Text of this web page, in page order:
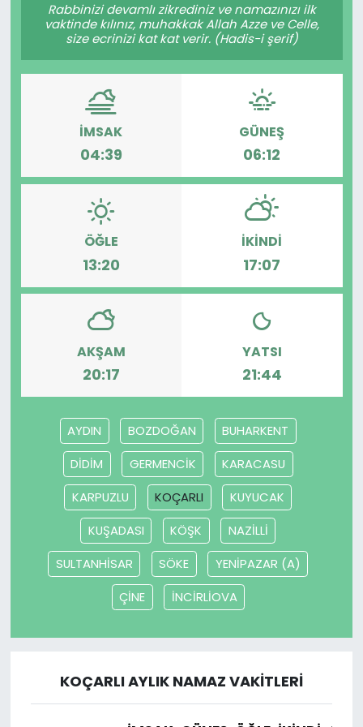
Rabbinizi devamlı zikrediniz ve namazınızı ilk
vaktinde kılınız, muhakkak Allah Azze ve Celle,
size ecrinizi kat kat verir. (Hadis-i şerif)
İMSAK
04:39
GÜNEŞ
06:12
ÖĞLE
13:20
İKINDI
17:07
AKŞAM
20:17
YATSI
21:44
AYDIN BOZDOĞAN
BUHARKENT
DİDİM
GERMENCİK
KARACASU
KARPUZLU
KOÇARLI
KUYUCAK
KUŞADASI
KÖŞK
NAZİLLİ
SULTANHİSAR
SÖKE
YENİPAZAR (A)
ÇİNE
İNCİRLİOVA
KOÇARLI AYLIK NAMAZ VAKITLERI